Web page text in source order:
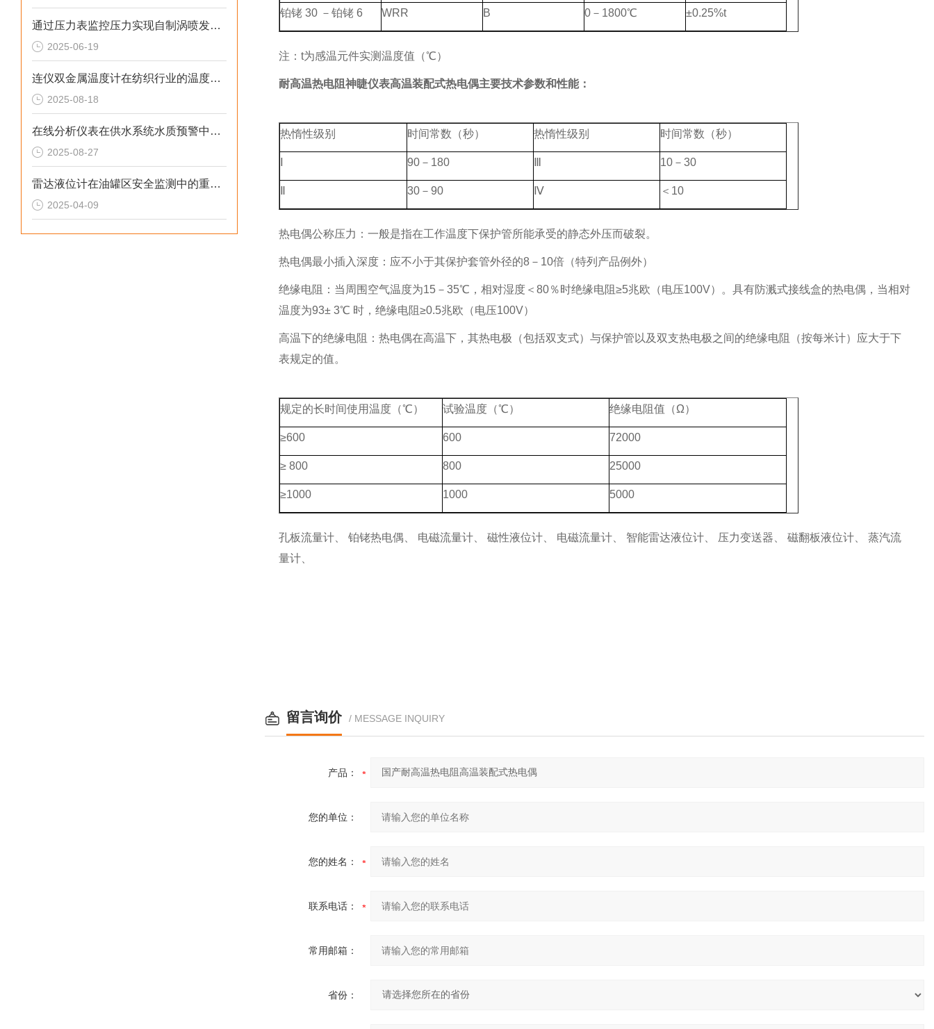
通过压力表监控压力实现自制涡喷发动机自持的技术研究
2025-06-19
连仪双金属温度计在纺织行业的温度控制与节能应用
2025-08-18
在线分析仪表在供水系统水质预警中的预警价值
2025-08-27
雷达液位计在油罐区安全监测中的重要作用
2025-04-09
铂铑 30 －铂铑 6 WRR B 0－1800℃ ±0.25%t
注：t为感温元件实测温度值（℃）
耐高温热电阻神睫仪表高温装配式热电偶主要技术参数和性能：
热惰性级别 时间常数（秒） 热惰性级别 时间常数（秒）
90－180 10－30
30－90 Ⅳ ＜10
热电偶公称压力：一般是指在工作温度下保护管所能承受的静态外压而破裂。
热电偶最小插入深度：应不小于其保护套管外径的8－10倍（特列产品例外）
绝缘电阻：当周围空气温度为15－35℃，相对湿度＜80％时绝缘电阻≥5兆欧（电压100V）。具有防溅式接线盒的热电偶，当相对
温度为93± 3℃ 时，绝缘电阻≥0.5兆欧（电压100V）
高温下的绝缘电阻：热电偶在高温下，其热电极（包括双支式）与保护管以及双支热电极之间的绝缘电阻（按每米计）应大于下
表规定的值。
规定的长时间使用温度（℃） 试验温度（℃） 绝缘电阻值（Ω）
≥600 600 72000
≥ 800 800 25000
≥1000 1000 5000
孔板流量计、 铂铑热电偶、 电磁流量计、 磁性液位计、 电磁流量计、 智能雷达液位计、 压力变送器、 磁翻板液位计、 蒸汽流
量计、
留言询价 / MESSAGE INQUIRY
产品：
您的单位：
您的姓名：
联系电话：
常用邮箱：
省份：